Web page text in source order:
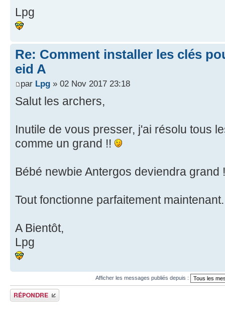
Lpg
Re: Comment installer les clés
eid A
par Lpg » 02 Nov 2017 23:18
Salut les archers,
Inutile de vous presser, j'ai résolu tous
comme un grand !!
Bébé newbie Antergos deviendra grand
Tout fonctionne parfaitement
A Bientôt,
Lpg
Afficher les messages publiés depuis :
Publier une réponse